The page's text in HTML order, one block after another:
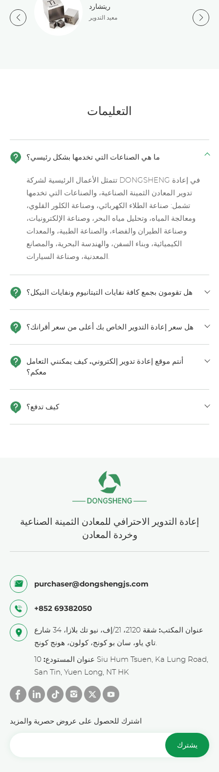
ريتشارد
معيد التدوير
التعليمات
ما هي الصناعات التي تخدمها بشكل رئيسي؟
تتمثل الأعمال الرئيسية لشركة DONGSHENG في إعادة
تدوير المعادن الثمينة الصناعية، والصناعات التي تخدمها
تشمل: صناعة الطلاء الكهربائي، وصناعة الكلور القلوي،
ومعالجة المياه، وتحليل مياه البحر، وصناعة الإلكترونيات،
وصناعة الطيران والفضاء، والصناعة الطبية، والمعدات
الكيميائية، وبناء السفن، والهندسة البحرية، والمصانع
هل تقومون بجمع كافة نفايات التيتانيوم ونفايات النيكل؟
هل سعر إعادة التدوير الخاص بك أعلى من سعر أقرانك؟
أنتم موقع إعادة تدوير إلكتروني. كيف يمكنني التعامل
معكم؟
كيف تدفع؟
إعادة التدوير الاحترافي للمعادن الثمينة الصناعية
وخردة المعادن
purchaser@dongshengjs.com
+852 69382050
عنوان المكتب:
شقة 2120، 21/إف، نيو تك بلازا، 34 شارع
تاي ياو، سان بو كونج، كولون، هونج كونج.
عنوان المستودع: 10 Siu Hum Tsuen, Ka Lung Road,
San Tin, Yuen Long, NT HK
اشترك للحصول على عروض حصرية والمزيد
يشترك